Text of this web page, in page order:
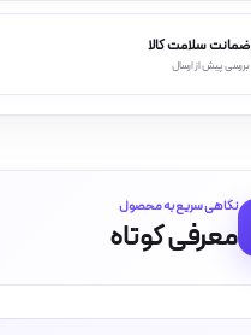
نگاهی سریع به محصول
معرفی کوتاه
ضمانت سلامت کالا
بررسی پیش از ارسال